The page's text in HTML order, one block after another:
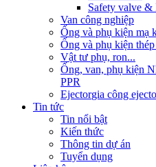
Safety valve &
Van công nghiệp
Ống và phụ kiện mạ
Ống và phụ kiện thép
Vật tư phụ, ron...
Ống, van, phụ kiện
PPR
Ejectorgia công
Tin tức
Tin nổi bật
Kiến thức
Thông tin dự án
Tuyển dụng